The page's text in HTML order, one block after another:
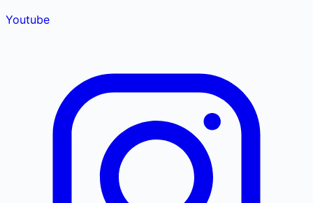
Youtube